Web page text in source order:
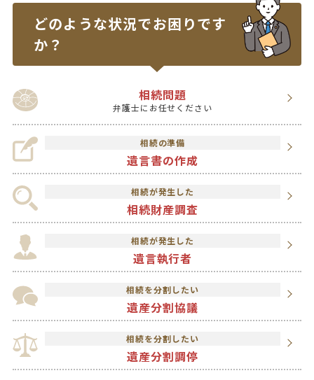
どのような状況でお困りです
か？
相続問題
弁護士にお任せください
相続の準備
遺言書の作成
相続が発生した
相続財産調査
相続が発生した
遺言執行者
相続を分割したい
遺産分割協議
相続を分割したい
遺産分割調停